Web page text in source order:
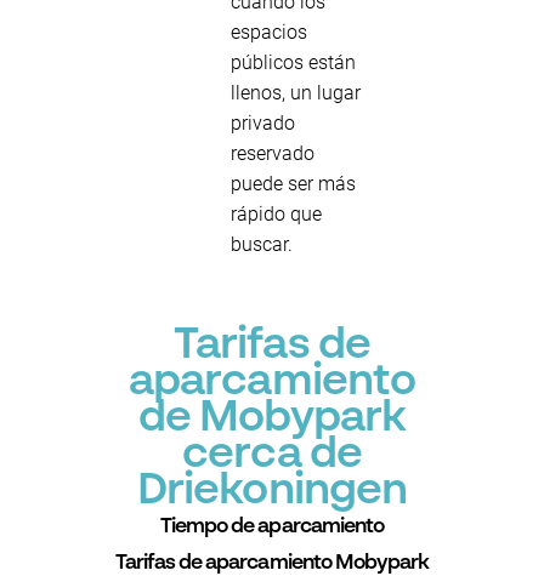
espacios
públicos están
llenos, un lugar
privado
reservado
puede ser más
rápido que
buscar.
Tarifas de
aparcamiento
de Mobypark
cerca de
Driekoningen
Tiempo de aparcamiento
Tarifas de aparcamiento Mobypark